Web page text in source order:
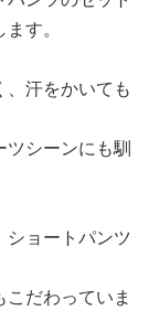
す。
汗をかいても
ツシーンにも馴
ショートパンツ
だわっていま